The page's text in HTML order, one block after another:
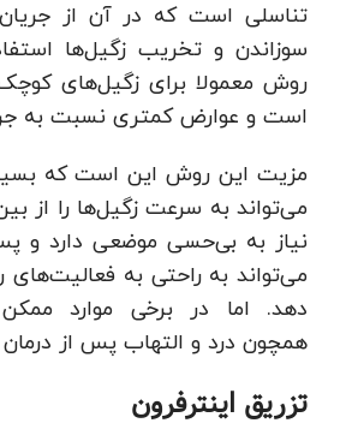
تناسلی است که در آن از جریان
سوزاندن و تخریب زگیل‌ها
روش معمولا برای زگیل‌های
است و عوارض کمتری نسبت به
مزیت این روش این است که
می‌تواند به سرعت زگیل‌ها را از
نیاز به بی‌حسی موضعی دارد و
می‌تواند به راحتی به فعالیت‌های
دهد. اما در برخی موارد
همچون درد و التهاب پس از
تزریق اینترفرون